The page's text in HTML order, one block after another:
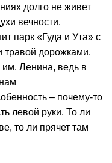
долго не живет
вечности.
парк «Гуда и Ута» с
травой дорожками.
им. Ленина, ведь в
– почему-то
левой руки. То ли
то ли прячет там